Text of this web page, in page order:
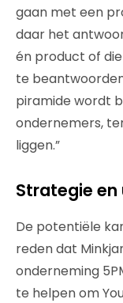
gaan met een
daar het
én product of
te
piramide wordt
ondernemers,
liggen.”
Strategie
De potentiële
reden dat
onderneming
te helpen om